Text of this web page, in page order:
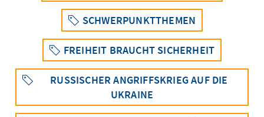
SCHWERPUNKTTHEMEN
FREIHEIT BRAUCHT SICHERHEIT
RUSSISCHER ANGRIFFSKRIEG AUF DIE
UKRAINE